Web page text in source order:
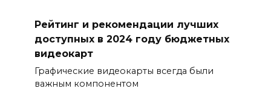
Рейтинг и рекомендации лучших
доступных в 2024 году бюджетных
видеокарт
Графические видеокарты всегда были
важным компонентом